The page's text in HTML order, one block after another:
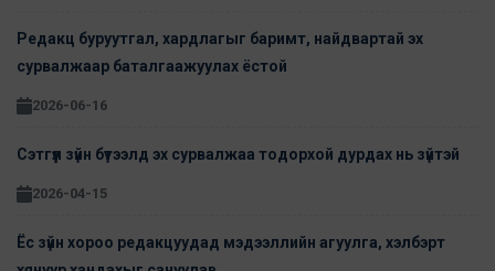
Редакц буруутгал, хардлагыг баримт, найдвартай эх
сурвалжаар баталгаажуулах ёстой
2026-06-16
Сэтгүүл зүйн бүтээлд эх сурвалжаа тодорхой дурдах нь зүйтэй
2026-04-15
Ёс зүйн хороо редакцуудад мэдээллийн агуулга, хэлбэрт